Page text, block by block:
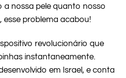
nossa pele quanto nosso
esse problema acabou!
revolucionário que
instantaneamente.
em Israel, e conta